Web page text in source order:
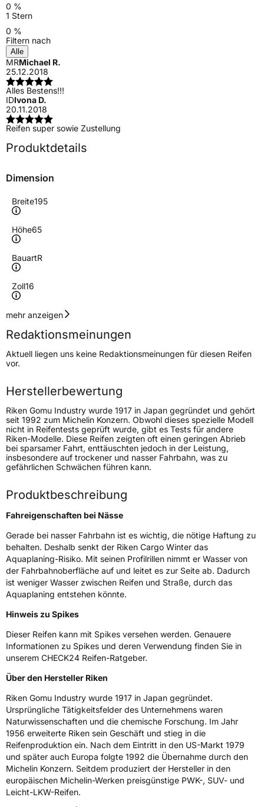
0 %
1 Stern
0 %
Filtern nach
Alle
MRMichael R.
25.12.2018
Alles Bestens!!!
IDIvona D.
20.11.2018
Reifen super sowie Zustellung
Produktdetails
Dimension
Breite195
Höhe65
BauartR
Zoll16
Geschwindigkeitsindex
Höchstgeschwindigkeit
170 km/h
Lastindex104/102
Höchstlast900/850 kg
Gewicht (in kg)
11,5 kg
Generelle Merkmale
FahrzeugtypTransporter
ModellnameCargo Winter
FahrzeugartTransporter
Weitere Eigenschaften
SchlauchtypTL
M+S Ja
C-ReifenJa
EU Label
EffizienzD
NasshaftungC
Rollgeräusch (Klasse)B
Rollgeräusch (dB)
mehr anzeigen
Redaktionsmeinungen
Aktuell liegen uns keine Redaktionsmeinungen für diesen Reifen
vor.
Herstellerbewertung
Riken Gomu Industry wurde 1917 in Japan gegründet und gehört
seit 1992 zum Michelin Konzern. Obwohl dieses spezielle Modell
nicht in Reifentests geprüft wurde, gibt es Tests für andere
Riken-Modelle. Diese Reifen zeigten oft einen geringen Abrieb
bei sparsamer Fahrt, enttäuschten jedoch in der Leistung,
insbesondere auf trockener und nasser Fahrbahn, was zu
gefährlichen Schwächen führen kann.
Produktbeschreibung
Fahreigenschaften bei Nässe
Gerade bei nasser Fahrbahn ist es wichtig, die nötige Haftung zu
behalten. Deshalb senkt der Riken Cargo Winter das
Aquaplaning-Risiko. Mit seinen Profilrillen nimmt er Wasser von
der Fahrbahnoberfläche auf und leitet es zur Seite ab. Dadurch
ist weniger Wasser zwischen Reifen und Straße, durch das
Aquaplaning entstehen könnte.
Hinweis zu Spikes
Dieser Reifen kann mit Spikes versehen werden. Genauere
Informationen zu Spikes und deren Verwendung finden Sie in
unserem CHECK24 Reifen-Ratgeber.
Über den Hersteller Riken
Riken Gomu Industry wurde 1917 in Japan gegründet.
Ursprüngliche Tätigkeitsfelder des Unternehmens waren
Naturwissenschaften und die chemische Forschung. Im Jahr
1956 erweiterte Riken sein Geschäft und stieg in die
Reifenproduktion ein. Nach dem Eintritt in den US-Markt 1979
und später auch Europa folgte 1992 die Übernahme durch den
Michelin Konzern. Seitdem produziert der Hersteller in den
europäischen Michelin-Werken preisgünstige PWK-, SUV- und
Leicht-LKW-Reifen.